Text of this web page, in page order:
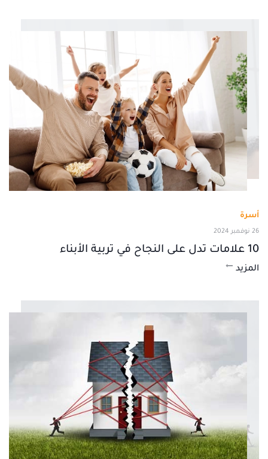
أسرة
26 نوفمبر 2024
10 علامات تدل على النجاح في تربية الأبناء
المزيد